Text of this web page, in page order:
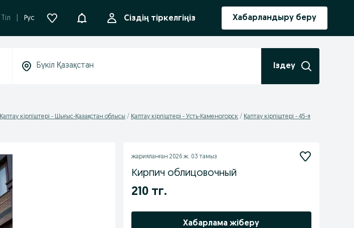
Tіл Рус АқпараттандыруСіздің тіркелгіңіз Хабарландыру беру
Іздеу
Қаптау кірпіштері - Шығыс-Қазақстан облысы Қаптау кірпіштері - Усть-Каменогорск
Қаптау кірпіштері - 45-я
жарияланған 2026 ж. 03 тамыз
Кирпич облицовочный
210 тг.
Хабарлама жіберу